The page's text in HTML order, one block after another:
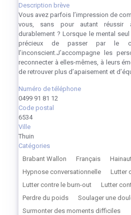
Description brève
Vous avez parfois l’impression de
vous, sans pour autant réussir
durablement ? Lorsque le mental
précieux de passer par le
l’inconscient.J’accompagne les
reconnecter à elles-mêmes, à leurs
de retrouver plus d’apaisement et
Numéro de téléphone
0499 91 81 12
Code postal
6534
Ville
Thuin
Catégories
Brabant Wallon
Français
Hypnose conversationnelle
Lutter
Lutter contre le burn-out
Lutter
Perdre du poids
Soulager une
Surmonter des moments difficiles